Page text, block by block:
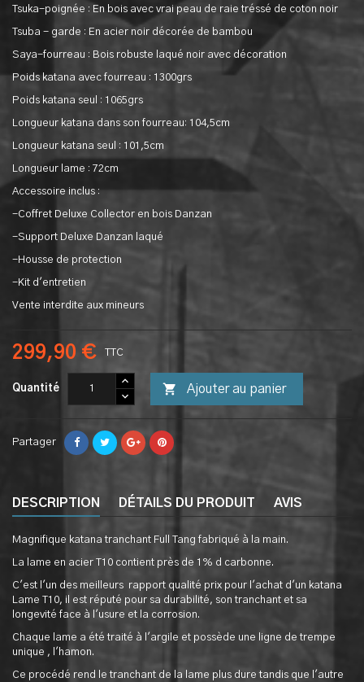
Tsuka-poignée : En bois avec vrai peau de raie tréssé de coton noir
Tsuba - garde : En acier noir décorée de bambou
Saya-fourreau : Bois robuste laqué noir avec décoration
Poids katana avec fourreau : 1300grs
Poids katana seul : 1065grs
Longueur katana dans son fourreau: 104,5cm
Longueur katana seul : 101,5cm
Longueur lame : 72cm
Accessoire inclus :
-Coffret Deluxe Collector en bois Danzan
-Support Deluxe Danzan laqué
-Housse de protection
-Kit d'entretien
Vente interdite aux mineurs
299,90 € TTC
Quantité  Ajouter au panier
Partager
DESCRIPTION DÉTAILS DU PRODUIT AVIS
Magnifique katana tranchant Full Tang fabriqué à la main.
La lame en acier T10 contient près de 1% d carbonne.
C'est l'un des meilleurs rapport qualité prix pour l'achat d'un katana
Lame T10, il est réputé pour sa durabilité, son tranchant et sa
longevité face à l'usure et la corrosion.
Chaque lame a été traité à l'argile et possède une ligne de trempe
unique , l'hamon.
Ce procédé rend le tranchant de la lame plus dure tandis que l'autre